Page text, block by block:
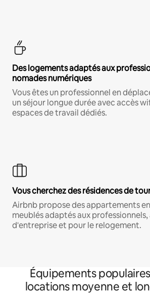
Des logements adaptés aux
nomades numériques
Vous êtes un professionnel en
un séjour longue durée avec accès
espaces de travail dédiés.
Vous cherchez des résidences de
Airbnb propose des appartements
meublés adaptés aux
d'entreprise et pour le relogement.
Équipements
locations moyenne et